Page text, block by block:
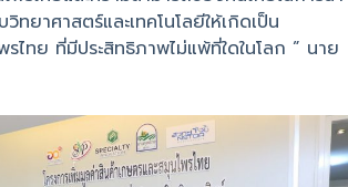
ทยาศาสตร์และเทคโนโลยีให้เกิดเป็น
ไทย ที่มีประสิทธิภาพไม่แพ้ที่ใดในโลก ” นาย